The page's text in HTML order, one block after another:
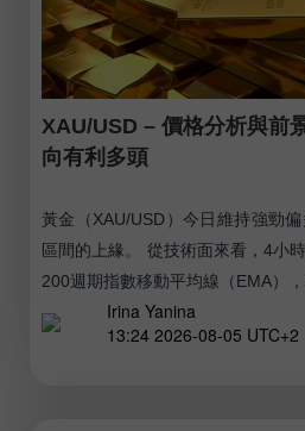
XAU/USD – 價格分析與前
向有利多頭
黃金（XAU/USD）今日維持強勁
區間的上緣。 從技術面來看，4小
200週期指數移動平均線（EMA）
Irina Yanina
13:24 2026-08-05 UTC+2